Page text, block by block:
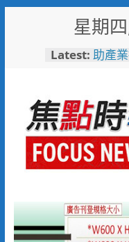
星期
Latest: 助產
副甲
血管
籌募
愛社
秋義賣
嘉市
聚 竹
子返家